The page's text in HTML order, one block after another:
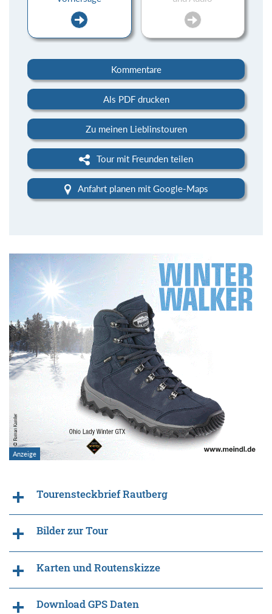
Kommentare
Als PDF drucken
Zu meinen Lieblinstouren
Tour mit Freunden teilen
Anfahrt planen mit Google-Maps
Tourensteckbrief Rautberg
Bilder zur Tour
Karten und Routenskizze
Download GPS Daten